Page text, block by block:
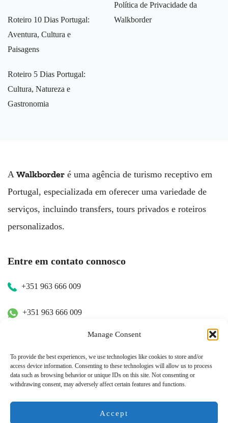
Manage Consent
To provide the best experiences, we use technologies like cookies to store and/or
access device information. Consenting to these technologies will allow us to process
data such as browsing behavior or unique IDs on this site. Not consenting or
withdrawing consent, may adversely affect certain features and functions.
Accept
Roteiro 10 Dias Portugal:
Aventura, Cultura e
Paisagens
Roteiro 5 Dias Portugal:
Cultura, Natureza e
Gastronomia
Política de Privacidade da
Walkborder
A Walkborder é uma agência de turismo receptivo em
Portugal, especializada em oferecer uma variedade de
serviços, incluindo transfers, tours privados e roteiros
personalizados.
Entre em contato connosco
+351 963 666 009
+351 963 666 009
Contacte-nos